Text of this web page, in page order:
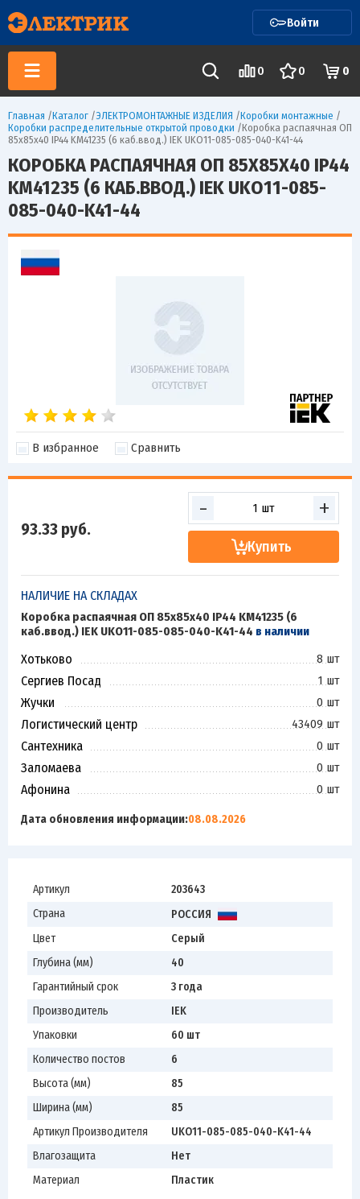
Войти
0 0 0
Главная /Каталог /ЭЛЕКТРОМОНТАЖНЫЕ ИЗДЕЛИЯ /Коробки монтажные /
Коробки распределительные открытой проводки /Коробка распаячная ОП
85х85х40 IP44 KM41235 (6 каб.ввод.) IEK UKO11-085-085-040-K41-44
КОРОБКА РАСПАЯЧНАЯ ОП 85Х85Х40 IP44
KM41235 (6 КАБ.ВВОД.) IEK UKO11-085-
085-040-K41-44
В избранное Сравнить
93.33 руб.
- +
Купить
НАЛИЧИЕ НА СКЛАДАХ
Коробка распаячная ОП 85х85х40 IP44 KM41235 (6
каб.ввод.) IEK UKO11-085-085-040-K41-44 в наличии
Хотьково 8 шт
Сергиев Посад 1 шт
Жучки 0 шт
Логистический центр 43409 шт
Сантехника 0 шт
Заломаева 0 шт
Афонина 0 шт
Дата обновления информации:08.08.2026
Артикул
203643
Страна
РОССИЯ
Цвет
Серый
Глубина (мм)
40
Гарантийный срок
3 года
Производитель
IEK
Упаковки
60 шт
Количество постов
6
Высота (мм)
85
Ширина (мм)
85
Артикул Производителя
UKO11-085-085-040-K41-44
Влагозащита
Нет
Материал
Пластик